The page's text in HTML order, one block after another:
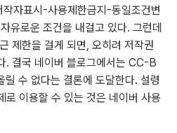
자표시-사용제한금지-동일조건변
유로운 조건을 내걸고 있다. 그런데
제한을 걸게 되면, 오히려 저작권
. 결국 네이버 블로그에서는 CC-B
수 없다는 결론에 도달한다. 설령
로 이용할 수 있는 것은 네이버 사용